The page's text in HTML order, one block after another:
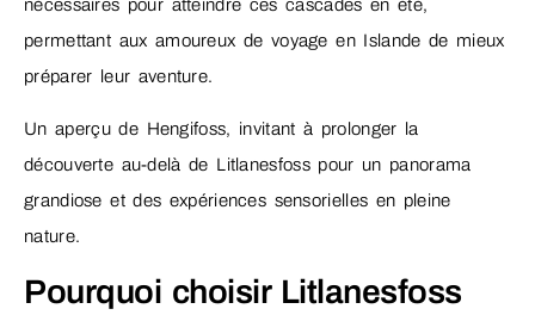
nécessaires pour atteindre ces cascades en été,
permettant aux amoureux de voyage en Islande de mieux
préparer leur aventure.
Un aperçu de Hengifoss, invitant à prolonger la
découverte au-delà de Litlanesfoss pour un panorama
grandiose et des expériences sensorielles en pleine
nature.
Pourquoi choisir Litlanesfoss